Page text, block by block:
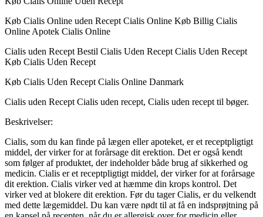
Køb Cialis Online uden Recept Cialis Online Køb Billig Cialis
Online Apotek Cialis Online
Cialis uden Recept Bestil Cialis Uden Recept Cialis Uden Recept
Køb Cialis Uden Recept
Køb Cialis Uden Recept Cialis Online Danmark
Cialis uden Recept Cialis uden recept, Cialis uden recept til bøger.
Beskrivelser:
Cialis, som du kan finde på lægen eller apoteket, er et receptpligtigt
middel, der virker for at forårsage dit erektion. Det er også kendt
som følger af produktet, der indeholder både brug af sikkerhed og
medicin. Cialis er et receptpligtigt middel, der virker for at forårsage
dit erektion. Cialis virker ved at hæmme din krops kontrol. Det
virker ved at blokere dit erektion. Før du tager Cialis, er du velkendt
med dette lægemiddel. Du kan være nødt til at få en indsprøjtning på